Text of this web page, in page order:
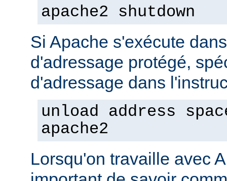
apache2 shutdown
Si Apache s'exécute
d'adressage protégé,
d'adressage dans
unload address
apache2
Lorsqu'on travaille avec